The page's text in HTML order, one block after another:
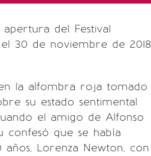
del Festival
30 de noviembre de 2018
la alfombra roja tomado
su estado sentimental
el amigo de Alfonso
confesó que se había
Lorenza Newton, con